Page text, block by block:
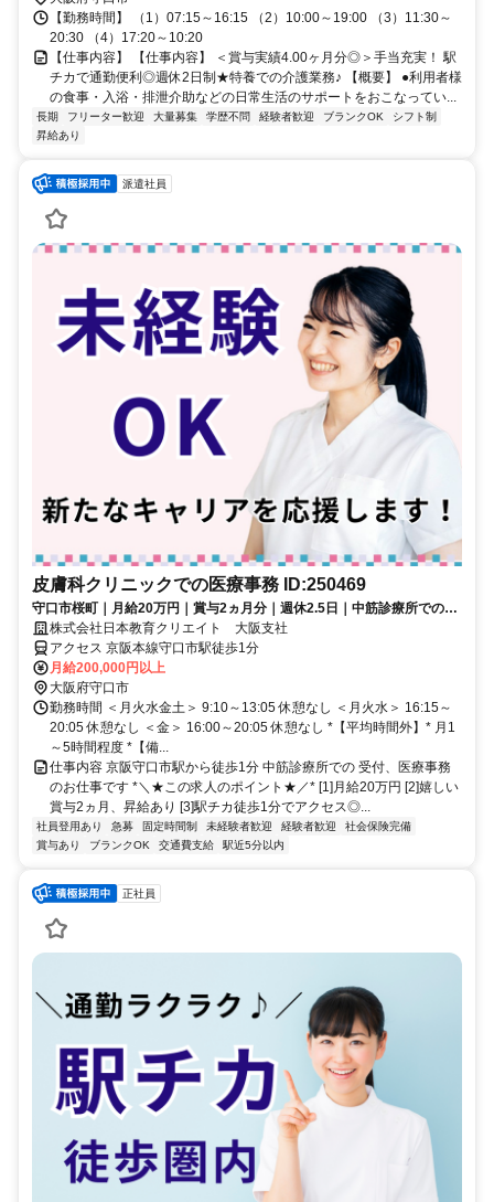
【勤務時間】 （1）07:15～16:15 （2）10:00～19:00 （3）11:30～
20:30 （4）17:20～10:20
【仕事内容】 【仕事内容】 ＜賞与実績4.00ヶ月分◎＞手当充実！ 駅
チカで通勤便利◎週休2日制★特養での介護業務♪ 【概要】 ●利用者様
の食事・入浴・排泄介助などの日常生活のサポートをおこなってい...
長期 フリーター歓迎 大量募集 学歴不問 経験者歓迎 ブランクOK
シフト制
昇給あり
派遣社員
皮膚科クリニックでの医療事務 ID:250469
守口市桜町｜月給20万円｜賞与2ヵ月分｜週休2.5日｜中筋診療所での医
療事務医療事務京阪守口市駅から徒歩1分／無資格・未経験から始める
医療事務
株式会社日本教育クリエイト 大阪支社
アクセス 京阪本線守口市駅徒歩1分
月給200,000円以上
大阪府守口市
勤務時間 ＜月火水金土＞ 9:10～13:05 休憩なし ＜月火水＞ 16:15～
20:05 休憩なし ＜金＞ 16:00～20:05 休憩なし *【平均時間外】* 月1
～5時間程度 *【備...
仕事内容 京阪守口市駅から徒歩1分 中筋診療所での 受付、医療事務
のお仕事です *＼★この求人のポイント★／* [1]月給20万円 [2]嬉しい
賞与2ヵ月、昇給あり [3]駅チカ徒歩1分でアクセス◎...
社員登用あり 急募 固定時間制 未経験者歓迎 経験者歓迎
社会保険完備
賞与あり
ブランクOK 交通費支給 駅近5分以内
正社員